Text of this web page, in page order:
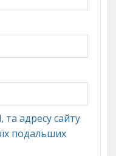
та адресу сайту
подальших